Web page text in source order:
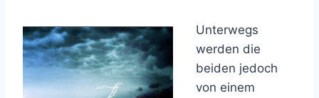
Unterwegs
werden die
beiden jedoch
von einem